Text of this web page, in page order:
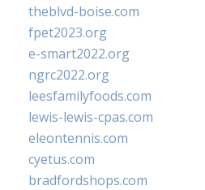
theblvd-boise.com
fpet2023.org
e-smart2022.org
ngrc2022.org
leesfamilyfoods.com
lewis-lewis-cpas.com
eleontennis.com
cyetus.com
bradfordshops.com